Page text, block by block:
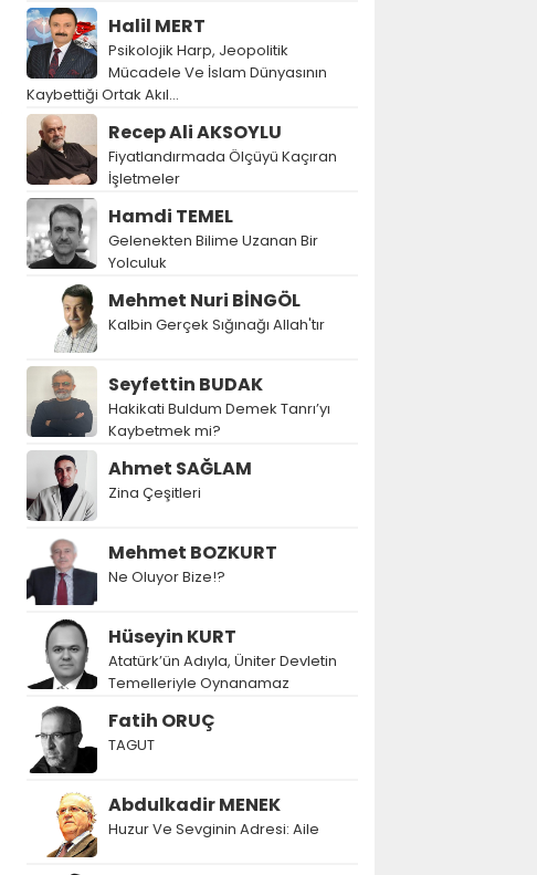
Halil MERT
Psikolojik Harp, Jeopolitik
Mücadele Ve İslam Dünyasının
Kaybettiği Ortak Akıl…
Recep Ali AKSOYLU
Fiyatlandırmada Ölçüyü Kaçıran
İşletmeler
Hamdi TEMEL
Gelenekten Bilime Uzanan Bir
Yolculuk
Mehmet Nuri BİNGÖL
Kalbin Gerçek Sığınağı Allah'tır
Seyfettin BUDAK
Hakikati Buldum Demek Tanrı’yı
Kaybetmek mi?
Ahmet SAĞLAM
Zina Çeşitleri
Mehmet BOZKURT
Ne Oluyor Bize!?
Hüseyin KURT
Atatürk’ün Adıyla, Üniter Devletin
Temelleriyle Oynanamaz
Fatih ORUÇ
TAGUT
Abdulkadir MENEK
Huzur Ve Sevginin Adresi: Aile